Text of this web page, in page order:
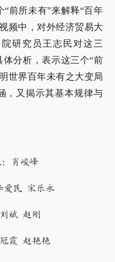
前所未有”来解释“百年
频中，对外经济贸易大
研究员王志民对这三
体分析，表示这三个“前
世界百年未有之大变局
，又揭示其基本规律与
：肖峻峰
爱民 宋乐永
斌 赵刚
霞 赵艳艳